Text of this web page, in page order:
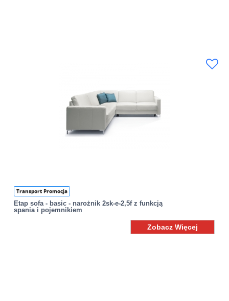
Transport Promocja
Etap sofa - basic - narożnik 2sk-e-2,5f z funkcją
spania i pojemnikiem
Zobacz Więcej